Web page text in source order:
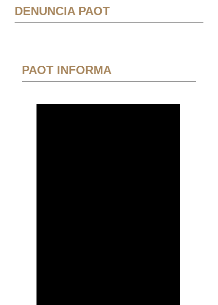
DENUNCIA PAOT
PAOT INFORMA